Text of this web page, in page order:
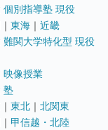
個別指導塾 現役
｜ 東海 ｜ 近畿
難関大学特化型 現役
映像授業
塾
｜ 東北 ｜ 北関東
｜ 甲信越・北陸